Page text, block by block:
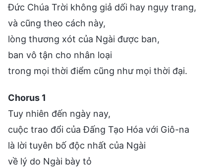
Đức Chúa Trời không giả dối hay ngụy trang,
và cũng theo cách này,
lòng thương xót của Ngài được ban,
ban vô tận cho nhân loại
trong mọi thời điểm cũng như mọi thời đại.
Chorus 1
Tuy nhiên đến ngày nay,
cuộc trao đổi của Đấng Tạo Hóa với Giô-na
là lời tuyên bố độc nhất của Ngài
về lý do Ngài bày tỏ